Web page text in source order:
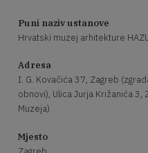
Puni naziv ustanove
Hrvatski muzej arhitekture
Adresa
I. G. Kovačića 37, Zagreb
obnovi), Ulica Jurja Križanića
Muzeja)
Mjesto